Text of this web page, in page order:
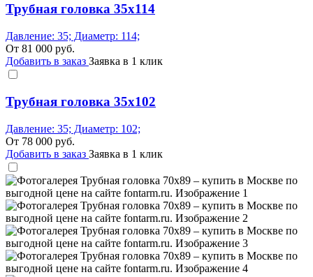
Трубная головка 35x114
Давление: 35; Диаметр: 114;
От 81 000 руб.
Добавить в заказ Заявка в 1 клик
Трубная головка 35x102
Давление: 35; Диаметр: 102;
От 78 000 руб.
Добавить в заказ Заявка в 1 клик